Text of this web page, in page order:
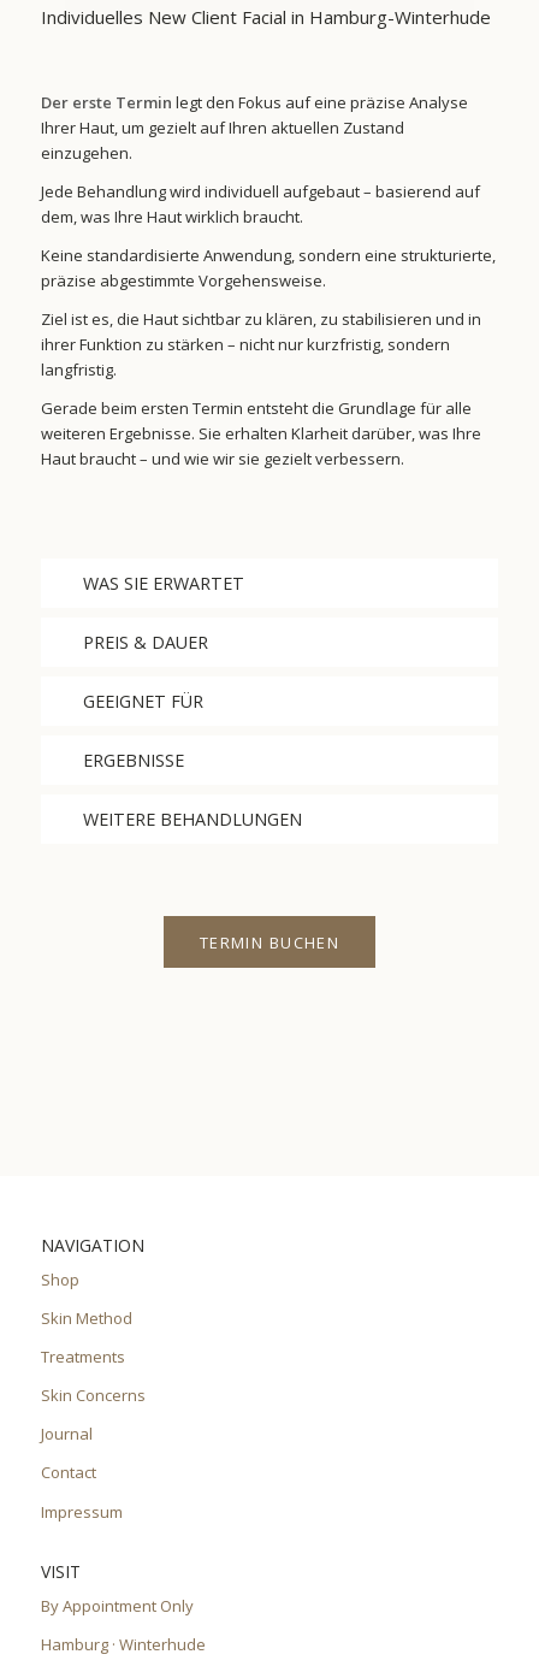
Individuelles New Client Facial in Hamburg-Winterhude
Der erste Termin legt den Fokus auf eine präzise Analyse
Ihrer Haut, um gezielt auf Ihren aktuellen Zustand
einzugehen.
Jede Behandlung wird individuell aufgebaut – basierend auf
dem, was Ihre Haut wirklich braucht.
Keine standardisierte Anwendung, sondern eine strukturierte,
präzise abgestimmte Vorgehensweise.
Ziel ist es, die Haut sichtbar zu klären, zu stabilisieren und in
ihrer Funktion zu stärken – nicht nur kurzfristig, sondern
langfristig.
Gerade beim ersten Termin entsteht die Grundlage für alle
weiteren Ergebnisse. Sie erhalten Klarheit darüber, was Ihre
Haut braucht – und wie wir sie gezielt verbessern.
WAS SIE ERWARTET
PREIS & DAUER
GEEIGNET FÜR
ERGEBNISSE
WEITERE BEHANDLUNGEN
TERMIN BUCHEN
NAVIGATION
Shop
Skin Method
Treatments
Skin Concerns
Journal
Contact
Impressum
VISIT
By Appointment Only
Hamburg · Winterhude